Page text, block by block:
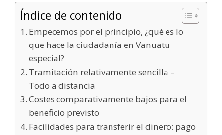
Índice de contenido
Empecemos por el principio, ¿qué es lo
que hace la ciudadanía en Vanuatu
especial?
Tramitación relativamente sencilla –
Todo a distancia
Costes comparativamente bajos para el
beneficio previsto
Facilidades para transferir el dinero: pago